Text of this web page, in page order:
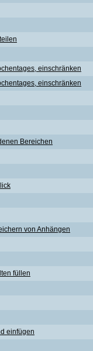
einschränken
einschränken
Bereichen
von Anhängen
füllen
einfügen